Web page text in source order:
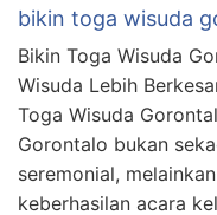
bikin toga wisuda
Bikin Toga Wisuda
Wisuda Lebih
Toga Wisuda
Gorontalo bukan
seremonial,
keberhasilan acara